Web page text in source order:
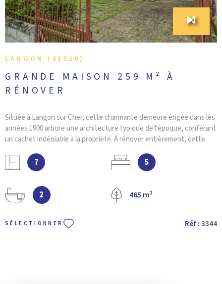
LANGON (41320)
GRANDE MAISON 259 M² À
RÉNOVER
Située à Langon sur Cher, cette charmante demeure érigée dans les
années 1900 arbore une architecture typique de l'époque, conférant
un cachet indéniable à la propriété. À rénover entièrement, cette
comprend une cuisine spacieuse ouverte sur un salon agrémenté
d'une cheminée, trois pièces de vie, cinq chambres, deux salles de
grange spacieuse de 70 m² viennent compléter l'ensemble de cette
propriété. Pour garantir votre tranquillité, la maison est équipée de
l'extérieur, le jardin de 465 m² invite à la détente ! Avec son potentiel
7 5
2 465 m²
SÉLECTIONNER Réf :3344